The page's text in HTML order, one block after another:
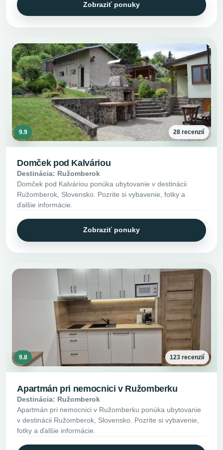
Zobraziť ponuky
9.9 28 recenzií
Domček pod Kalváriou
Destinácia: Ružomberok
Domček pod Kalváriou ponúka ubytovanie v destinácii
Ružomberok, Slovensko. Pozrite si vybavenie, fotky a
ďalšie informácie.
Zobraziť ponuky
9.8 123 recenzií
Apartmán pri nemocnici v Ružomberku
Destinácia: Ružomberok
Apartmán pri nemocnici v Ružomberku ponúka ubytovanie
v destinácii Ružomberok, Slovensko. Pozrite si vybavenie,
fotky a ďalšie informácie.